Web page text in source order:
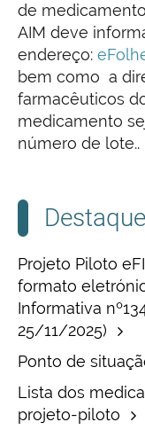
de
AIM deve
endereço:
bem como a
farmacêuticos
medicamento
número de lote..
Projeto Piloto
formato
Informativa
25/11/2025)
Ponto de
Lista dos
projeto-piloto